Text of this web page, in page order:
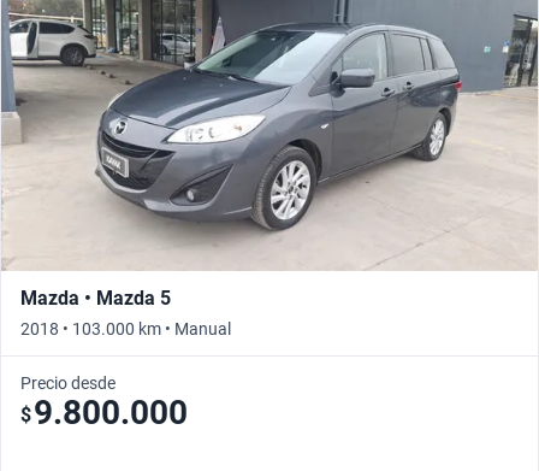
Busca por año
Mazda • Mazda 5
2018 • 103.000 km • Manual
Precio desde
$9.800.000